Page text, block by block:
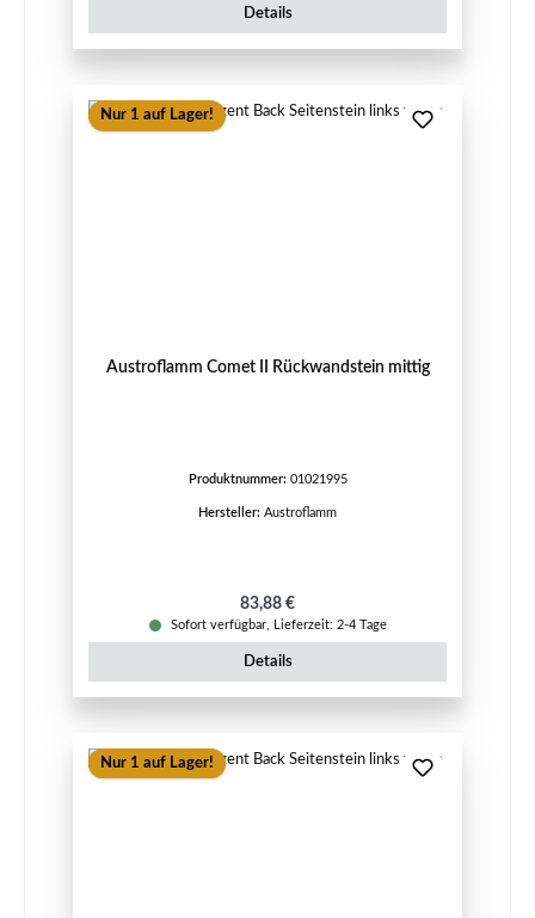
Details
Nur 1 auf Lager!
Austroflamm Comet II Rückwandstein mittig
Produktnummer: 01021995
Hersteller: Austroflamm
Regulärer Preis:
83,88 €
Sofort verfügbar, Lieferzeit: 2-4 Tage
Details
Nur 1 auf Lager!